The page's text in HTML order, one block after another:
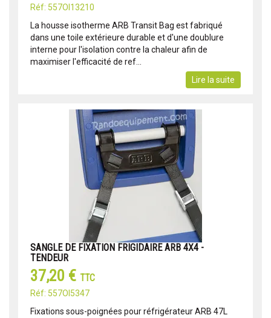
Réf: 557OI13210
La housse isotherme ARB Transit Bag est fabriqué
dans une toile extérieure durable et d'une doublure
interne pour l'isolation contre la chaleur afin de
maximiser l'efficacité de ref...
Lire la suite
SANGLE DE FIXATION FRIGIDAIRE ARB 4X4 -
TENDEUR
37,20 € TTC
Réf: 557OI5347
Fixations sous-poignées pour réfrigérateur ARB 47L